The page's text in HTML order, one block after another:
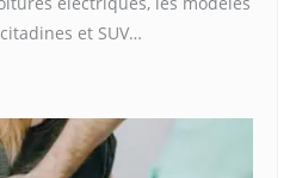
et SUV…